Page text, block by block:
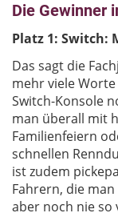
Die Gewinner
Platz 1: Switch:
Das sagt die
mehr viele
Switch-Konsole
man überall mit
Familienfeiern
schnellen
ist zudem
Fahrern, die
aber noch nie so